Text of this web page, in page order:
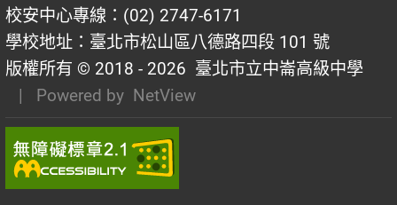
校安中心專線：(02) 2747-6171
學校地址：臺北市松山區八德路四段 101 號
版權所有 © 2018 - 2026 臺北市立中崙高級中學
| Powered by NetView